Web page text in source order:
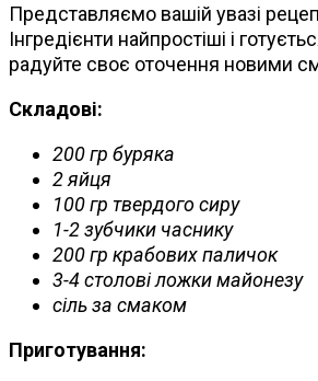
Представляємо вашій увазі
Інгредієнти найпростіші і
радуйте своє оточення новими
Складові:
200 гр буряка
2 яйця
100 гр твердого сиру
1-2 зубчики часнику
200 гр крабових паличок
3-4 столові ложки майонезу
сіль за смаком
Приготування: